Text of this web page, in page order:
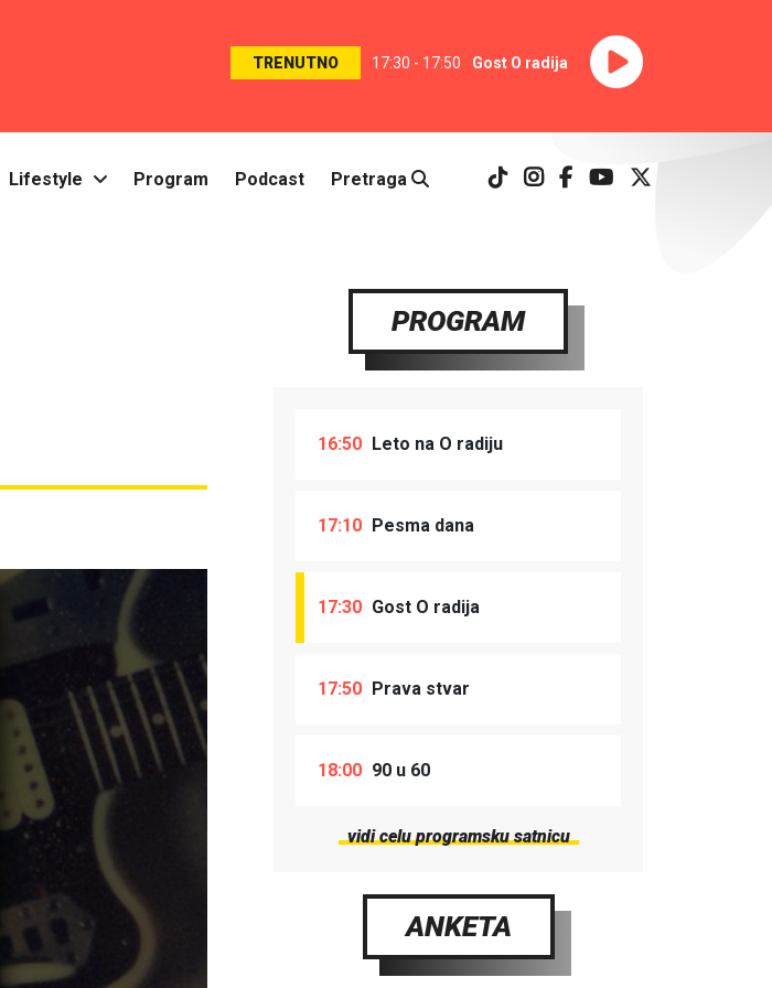
TRENUTNO 17:30 - 17:50 Gost O radija
Lifestyle Program Podcast Pretraga
PROGRAM
16:50 Leto na O radiju
17:10 Pesma dana
17:30 Gost O radija
17:50 Prava stvar
18:00 90 u 60
vidi celu programsku satnicu
ANKETA